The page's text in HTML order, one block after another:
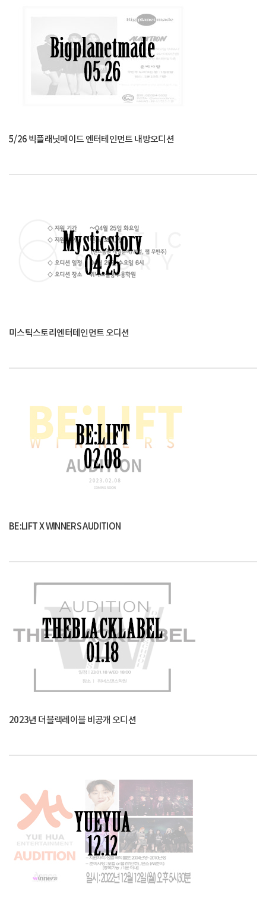
5/26 빅플래닛메이드 엔터테인먼트 내방오디션
미스틱스토리엔터테인먼트 오디션
BE:LIFT X WINNERS AUDITION
2023년 더블랙레이블 비공개 오디션